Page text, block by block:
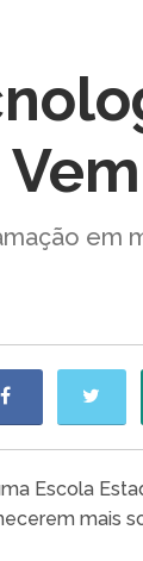
em
Escola
mais